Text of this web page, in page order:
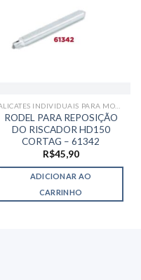
RODEL PARA REPOSIÇÃO
DO RISCADOR HD150
CORTAG – 61342
R$45,90
ADICIONAR AO
CARRINHO